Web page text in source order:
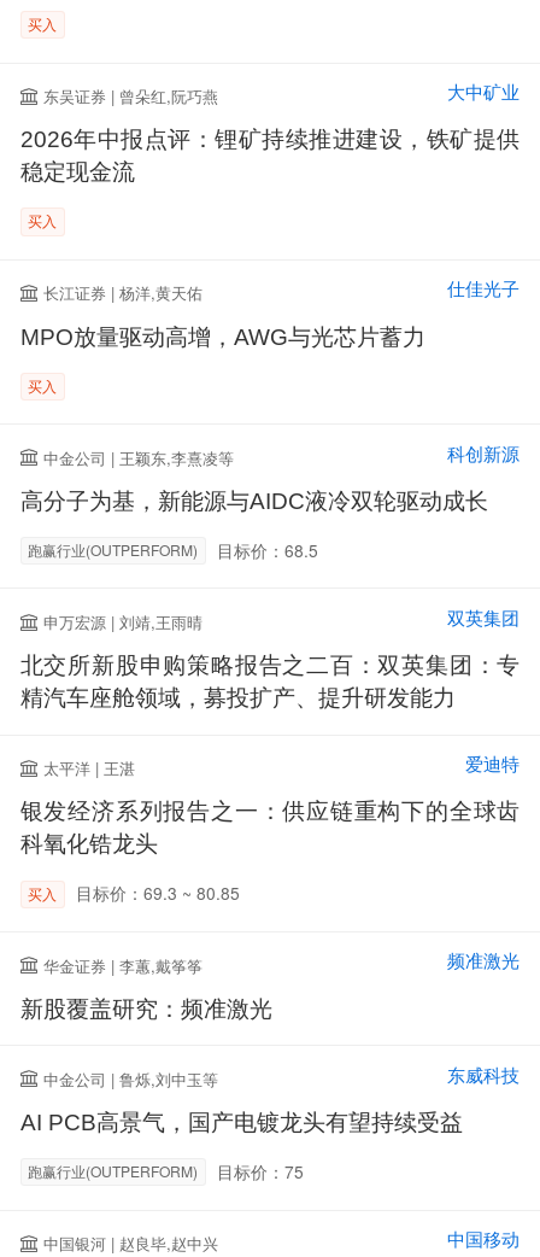
买入
东吴证券 | 曾朵红,阮巧燕 大中矿业
2026年中报点评：锂矿持续推进建设，铁矿提供
稳定现金流
买入
长江证券 | 杨洋,黄天佑 仕佳光子
MPO放量驱动高增，AWG与光芯片蓄力
买入
中金公司 | 王颖东,李熹凌等 科创新源
高分子为基，新能源与AIDC液冷双轮驱动成长
跑赢行业(OUTPERFORM) 目标价：68.5
申万宏源 | 刘靖,王雨晴 双英集团
北交所新股申购策略报告之二百：双英集团：专
精汽车座舱领域，募投扩产、提升研发能力
太平洋 | 王湛 爱迪特
银发经济系列报告之一：供应链重构下的全球齿
科氧化锆龙头
买入 目标价：69.3 ~ 80.85
华金证券 | 李蕙,戴筝筝 频准激光
新股覆盖研究：频准激光
中金公司 | 鲁烁,刘中玉等 东威科技
AI PCB高景气，国产电镀龙头有望持续受益
跑赢行业(OUTPERFORM) 目标价：75
中国银河 | 赵良毕,赵中兴 中国移动